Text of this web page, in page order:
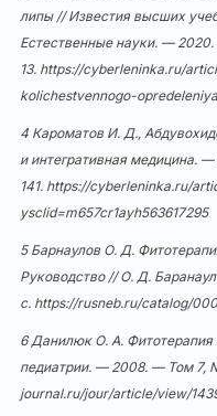
липы // Известия высших
Естественные науки. —
13. https://cyberleninka.ru/
kolichestvennogo-
4 Кароматов И. Д.,
и интегративная медицина.
141. https://cyberleninka.ru/
ysclid=m657cr1ayh563617295
5 Барнаулов О. Д.
Руководство // О. Д.
с. https://rusneb.ru/catalog/
6 Данилюк О. А.
педиатрии. — 2008. — Том 7,
journal.ru/jour/article/view/